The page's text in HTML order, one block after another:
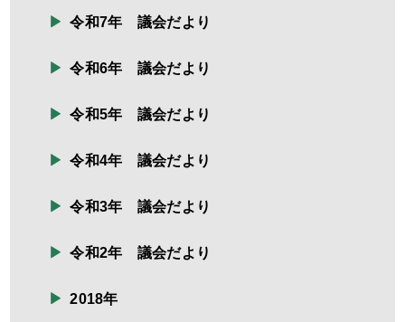
令和7年 議会だより
令和6年 議会だより
令和5年 議会だより
令和4年 議会だより
令和3年 議会だより
令和2年 議会だより
2018年